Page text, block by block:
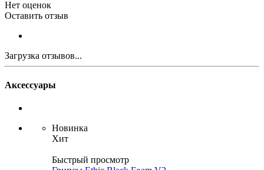
Нет оценок
Оставить отзыв
Загрузка отзывов...
Аксессуары
Новинка
Хит
Быстрый просмотр